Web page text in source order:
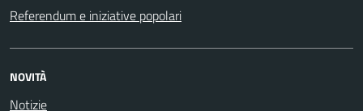
Referendum e iniziative popolari
NOVITÀ
Notizie